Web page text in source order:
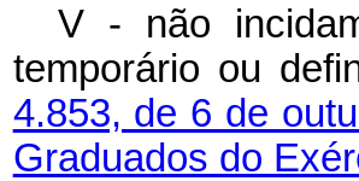
V - não
temporário ou
4.853, de 6 de
Graduados do